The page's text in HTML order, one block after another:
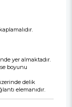
yer almaktadır.
boyunu
delik
elemanıdır.